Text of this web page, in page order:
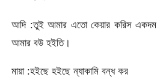
আদি :তুই আমার এতো কেয়ার করিস
আমার বউ হইতি।
মায়া :হইছে হইছে ন্যাকামি বন্ধ কর